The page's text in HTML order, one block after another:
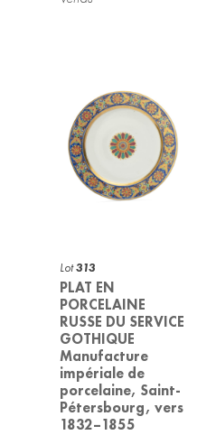
Lot313
PLAT EN
PORCELAINE
RUSSE DU SERVICE
GOTHIQUE
Manufacture
impériale de
porcelaine, Saint-
Pétersbourg, vers
1832–1855